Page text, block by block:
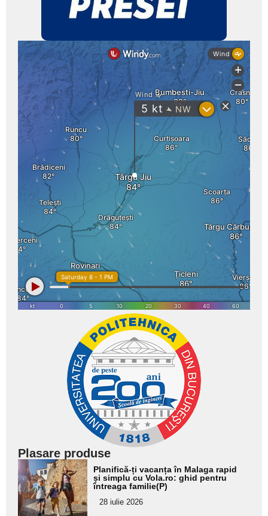
Plasare produse
Adaugă
aici textul
pentru
subtitlu
Planifică-ți vacanța în Malaga rapid
și simplu cu Vola.ro: ghid pentru
întreaga familie(P)
28 iulie 2026